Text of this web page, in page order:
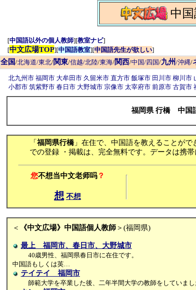
中
[中国語以外の個人教師][教室ナビ]
[中文広場TOP][中国語教室][中国語先生が欲しい]
全国/北海道/東北/関東/信越/北陸/東海/関西/中国/四国/九州/沖縄/
北九州市 福岡市 大牟田市 久留米市 直方市 飯塚市 田川市 柳川市
小郡市 筑紫野市 春日市 大野城市 宗像市 太宰府市 前原市 古賀市
福岡県 行橋 中国
「 福岡県行橋 」在住で、中国語を教えることが
での登録 ・掲載は、完全無料です。データは携
您不想当中文老师吗？
想 不想
＜ 《中文広場》中国語個人教師＞(福岡県)
最上 福岡市、春日市、大野城市
40歳男性、福岡県春日市に在住です。
中国語もしくは英…
テイテイ 福岡市
師範大学を卒業した後、二年半間大学の教師をしていま